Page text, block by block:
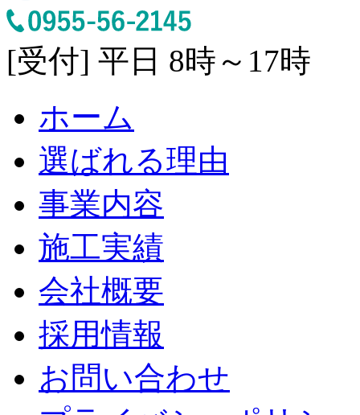
[受付] 平日 8時～17時
ホーム
選ばれる理由
事業内容
施工実績
会社概要
採用情報
お問い合わせ